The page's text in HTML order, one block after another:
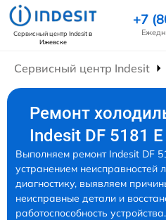
Сервисный центр Indesitв
Ижевске
+7
Сервисный центр Indesit
Ремонт
Indesit DF 5181
Выполняем ремонт Indesit DF
устранением
диагностику, выявляем
неисправные детали и
работоспособность устройства.